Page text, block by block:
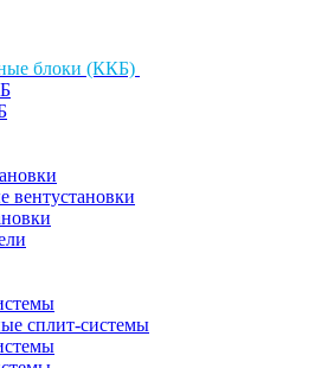
блоки (ККБ)
сплит-системы